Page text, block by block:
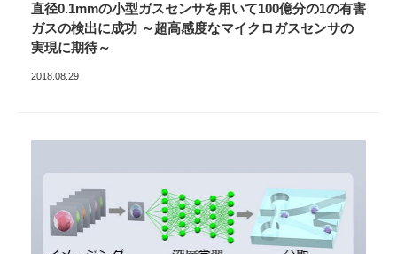
直径0.1mmの小型ガスセンサを用いて100億分の1の有害
ガスの検出に成功 ～超高感度なマイクロガスセンサの
実現に期待～
2018.08.29